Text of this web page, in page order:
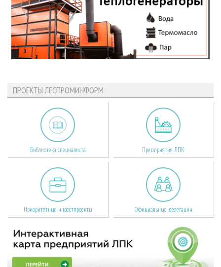
ПРОЕКТЫ ЛЕСПРОМИНФОРМ
Библиотека специалиста Предприятия ЛПК
Приоритетные инвестпроекты Официальные делегации